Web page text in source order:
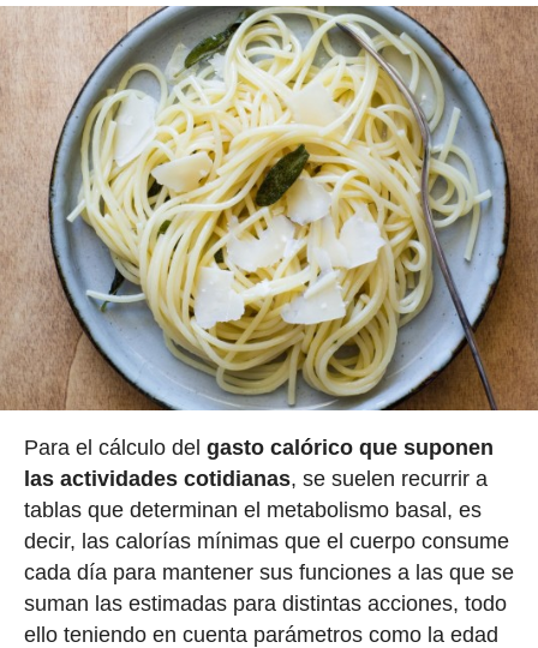
Para el cálculo del gasto calórico que suponen
las actividades cotidianas, se suelen recurrir a
tablas que determinan el metabolismo basal, es
decir, las calorías mínimas que el cuerpo consume
cada día para mantener sus funciones a las que se
suman las estimadas para distintas acciones, todo
ello teniendo en cuenta parámetros como la edad